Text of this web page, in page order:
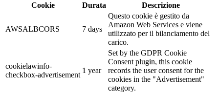
Cookie
Durata Descrizione
AWSALBCORS 7 days
Questo cookie è gestito da
Amazon Web Services e viene
utilizzato per il bilanciamento del
carico.
cookielawinfo-
checkbox-advertisement
1 year
Set by the GDPR Cookie
Consent plugin, this cookie
records the user consent for the
cookies in the "Advertisement"
category.